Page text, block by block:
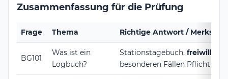
Zusammenfassung für die Prüfung
Frage Thema Richtige Antwort / Merksatz
BG101
Was ist ein
Logbuch?
Stationstagebuch, freiwillig
besonderen Fällen Pflicht